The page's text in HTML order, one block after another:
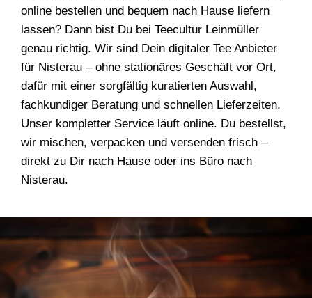
online bestellen und bequem nach Hause liefern
lassen? Dann bist Du bei Teecultur Leinmüller
genau richtig. Wir sind Dein digitaler Tee Anbieter
für Nisterau – ohne stationäres Geschäft vor Ort,
dafür mit einer sorgfältig kuratierten Auswahl,
fachkundiger Beratung und schnellen Lieferzeiten.
Unser kompletter Service läuft online. Du bestellst,
wir mischen, verpacken und versenden frisch –
direkt zu Dir nach Hause oder ins Büro nach
Nisterau.